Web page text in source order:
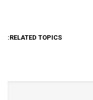
RELATED TOPICS: